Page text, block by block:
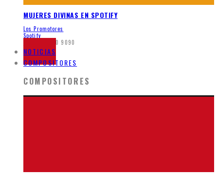
MUJERES DIVINAS EN SPOTIFY
Los Promotores
Spotify
junio 5, 2020 9090
NOTICIAS
COMPOSITORES
COMPOSITORES